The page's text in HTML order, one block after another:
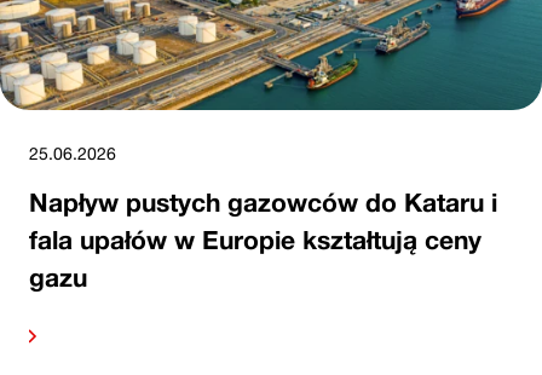
25.06.2026
Napływ pustych gazowców do Kataru i
fala upałów w Europie kształtują ceny
gazu